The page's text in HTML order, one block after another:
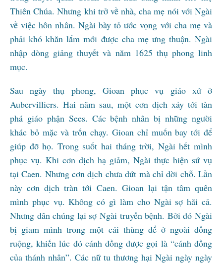
Thiên Chúa. Nhưng khi trở về nhà, cha mẹ nói với Ngài
về việc hôn nhân. Ngài bày tỏ ước vọng với cha mẹ và
phải khó khăn lắm mới được cha mẹ ưng thuận. Ngài
nhập dòng giảng thuyết và năm 1625 thụ phong linh
mục.
Sau ngày thụ phong, Gioan phục vụ giáo xứ ở
Aubervilliers. Hai năm sau, một cơn dịch xảy tới tàn
phá giáo phận Sees. Các bệnh nhân bị những người
khác bỏ mặc và trốn chạy. Gioan chỉ muốn bay tới để
giúp đỡ họ. Trong suốt hai tháng trời, Ngài hết mình
phục vụ. Khi cơn dịch hạ giảm, Ngài thực hiện sứ vụ
tại Caen. Nhưng cơn dịch chưa dứt mà chỉ dời chỗ. Lần
này cơn dịch tràn tới Caen. Gioan lại tận tâm quên
mình phục vụ. Không có gì làm cho Ngài sợ hãi cả.
Nhưng dân chúng lại sợ Ngài truyền bệnh. Bởi đó Ngài
bị giam mình trong một cái thùng để ở ngoài đồng
ruộng, khiến lúc đó cánh đồng được gọi là “cánh đồng
của thánh nhân”. Các nữ tu thương hại Ngài ngày ngày